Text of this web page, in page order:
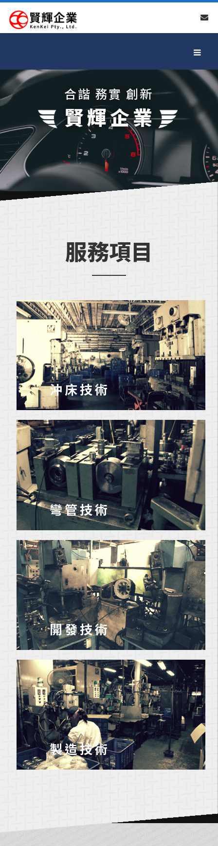
合諧 務實 創新
賢輝企業
服務項目
沖床技術
彎管技術
開發技術
製造技術